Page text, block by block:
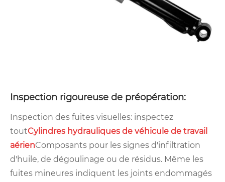
Inspection rigoureuse de préopération:
Inspection des fuites visuelles: inspectez
toutCylindres hydrauliques de véhicule de travail
aérienComposants pour les signes d'infiltration
d'huile, de dégoulinage ou de résidus. Même les
fuites mineures indiquent les joints endommagés